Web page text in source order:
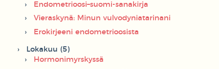
Endometrioosi–suomi-sanakirja
Vieraskynä: Minun vulvodyniatarinani
Erokirjeeni endometrioosista
Lokakuu (5)
Hormonimyrskyssä